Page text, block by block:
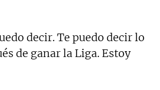
decir. Te puedo decir lo
de ganar la Liga. Estoy